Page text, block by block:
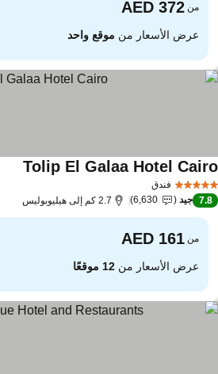
من
عرض الأسعار منموقع واحد
فندق
Tolip El Galaa Hotel
7.8 جيد 6,630 2.7 كم إلى هيليوبوليس
من
عرض الأسعار من12 موقعًا